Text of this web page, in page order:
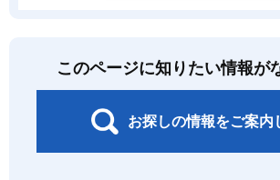
このページに知りたい情報が
お探しの情報をご案内